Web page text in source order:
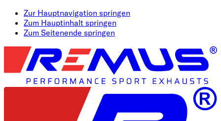
Zur Hauptnavigation springen
Zum Hauptinhalt springen
Zum Seitenende springen